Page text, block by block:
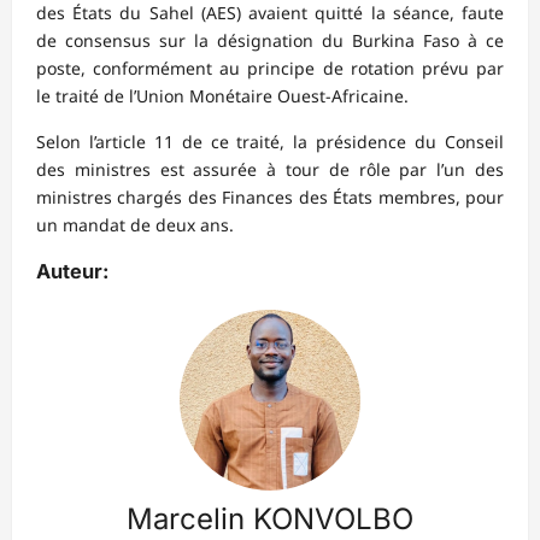
des États du Sahel (AES) avaient quitté la séance, faute
de consensus sur la désignation du Burkina Faso à ce
poste, conformément au principe de rotation prévu par
le traité de l’Union Monétaire Ouest-Africaine.
Selon l’article 11 de ce traité, la présidence du Conseil
des ministres est assurée à tour de rôle par l’un des
ministres chargés des Finances des États membres, pour
un mandat de deux ans.
Auteur:
Marcelin KONVOLBO